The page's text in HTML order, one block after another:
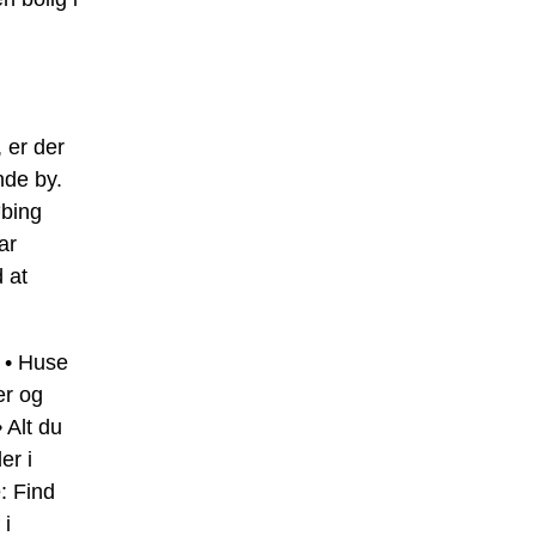
er der
by.
at
• Huse
og
Alt du
i
Find
i